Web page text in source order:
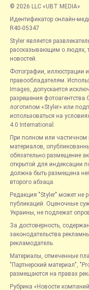
© 2026 LLC «UBT MEDIA»
Идентификатор онлайн-
R40-05347
Styler является
рассказывающим о людях,
новостей.
Фотографии, иллюстрации
правообладателям.
Images, допускается
разрешения
логотипом «Styler» или
использоваться на
4.0 International.
При полном или
материалов,
обязательно размещение
открытой для индексации
должна быть размещена
второго абзаца.
Редакция "Styler" может не
публикаций. Оценочные
Украины, не подлежат
За достоверность,
законодательства
рекламодатель.
Материалы, отмеченные
"Партнерский материал",
размещаются на правах
Рубрика «Новости